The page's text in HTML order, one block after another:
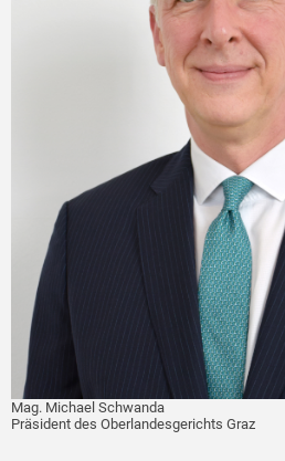
Mag. Michael Schwanda
Präsident des Oberlandesgerichts Graz